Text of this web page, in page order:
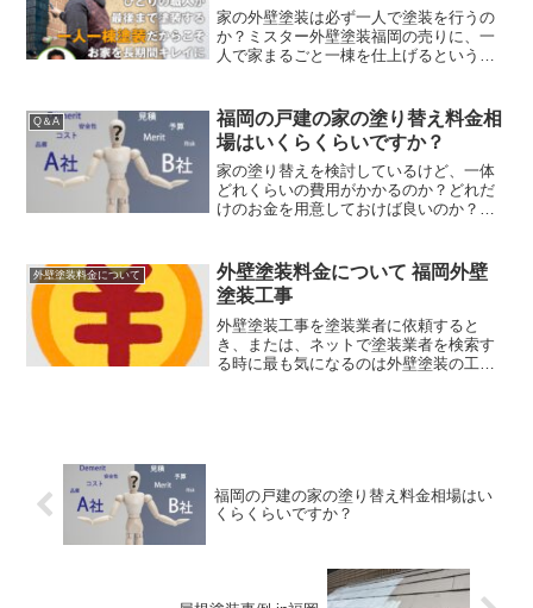
家の外壁塗装は必ず一人で塗装を行うの
か？ミスター外壁塗装福岡の売りに、一
人で家まるごと一棟を仕上げるというポ
客さんからの質問と要望家の外壁や屋根
を塗装するのに、それほど...
Q＆A
福岡の戸建の家の塗り替え料金相
場はいくらくらいですか？
家の塗り替えを検討しているけど、一体
どれくらいの費用がかかるのか？どれだ
けのお金を用意しておけば良いのか？不
お伝えします。外壁塗装の料金相場とは
家の壁や屋根を塗り替えた...
外壁塗装料金について
外壁塗装料金について 福岡外壁
塗装工事
外壁塗装工事を塗装業者に依頼すると
き、または、ネットで塗装業者を検索す
る時に最も気になるのは外壁塗装の工事
福岡の戸建の家の塗り替え料金相場はい
くらくらいですか？